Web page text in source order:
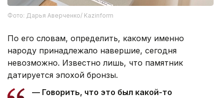
Фото: Дарья Аверченко/ Kazinform
По его словам, определить, какому именно
народу принадлежало навершие, сегодня
невозможно. Известно лишь, что памятник
датируется эпохой бронзы.
— Говорить, что это был какой-то